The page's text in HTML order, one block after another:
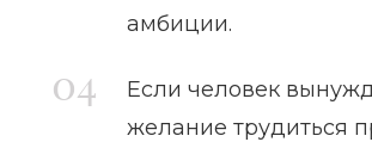
амбиции.
Если человек
желание трудиться